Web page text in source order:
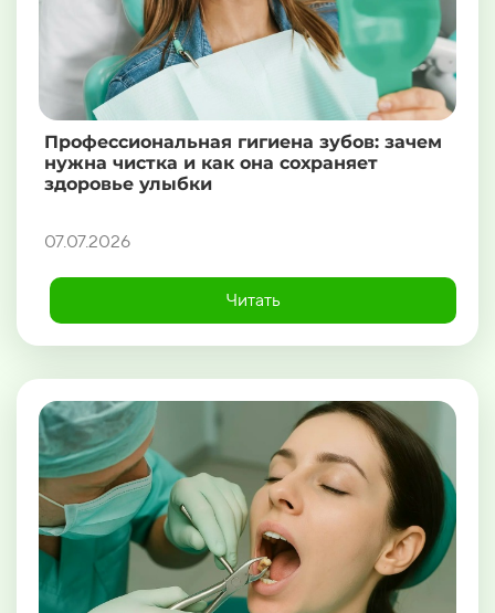
Профессиональная гигиена зубов: зачем
нужна чистка и как она сохраняет
здоровье улыбки
07.07.2026
Читать